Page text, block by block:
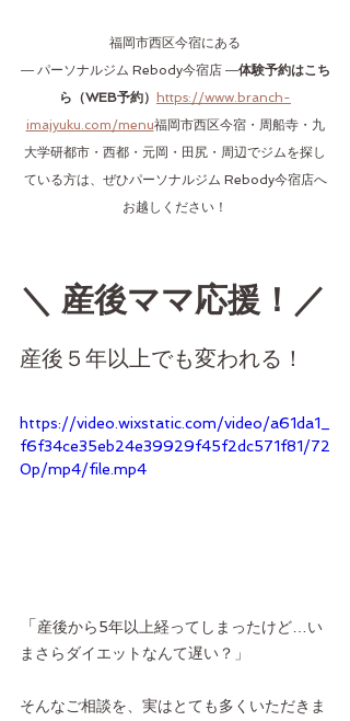
福岡市西区今宿にある
― パーソナルジム Rebody今宿店 ―体験予約はこち
ら（WEB予約） https://www.branch-
imajyuku.com/menu福岡市西区今宿・周船寺・九
大学研都市・西都・元岡・田尻・周辺でジムを探し
ている方は、ぜひパーソナルジム Rebody今宿店へ
お越しください！
＼ 産後ママ応援！／
産後５年以上でも変われる！
https://video.wixstatic.com/video/a61da1_
f6f34ce35eb24e39929f45f2dc571f81/72
0p/mp4/file.mp4
「産後から5年以上経ってしまったけど…い
まさらダイエットなんて遅い？」
そんなご相談を、実はとても多くいただきま